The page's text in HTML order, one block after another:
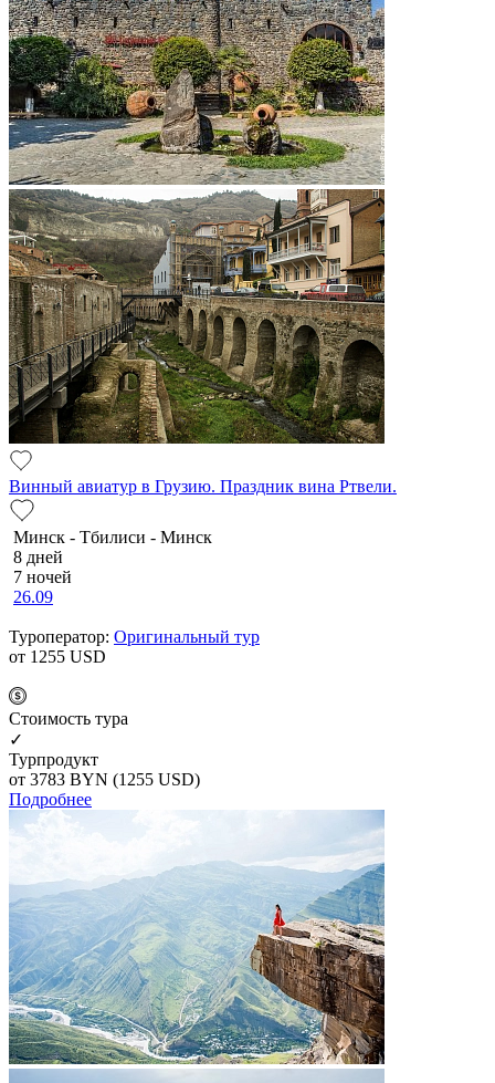
Винный авиатур в Грузию. Праздник вина Ртвели.
Минск - Тбилиси - Минск
8 дней
7 ночей
26.09
Туроператор: Оригинальный тур
от 1255 USD
Cтоимость тура
✓
Турпродукт
от 3783 BYN (1255 USD)
Подробнее